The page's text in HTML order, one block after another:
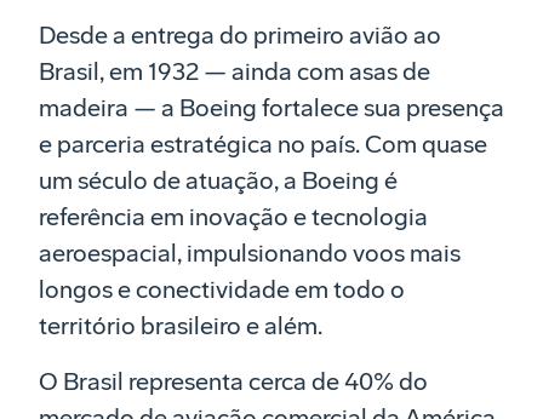
Desde a entrega do primeiro avião ao
Brasil, em 1932 — ainda com asas de
madeira — a Boeing fortalece sua presença
e parceria estratégica no país. Com quase
um século de atuação, a Boeing é
referência em inovação e tecnologia
aeroespacial, impulsionando voos mais
longos e conectividade em todo o
território brasileiro e além.
O Brasil representa cerca de 40% do